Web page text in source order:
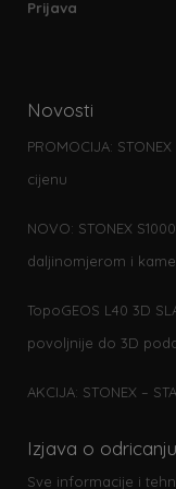
Prijava
Novosti
PROMOCIJA:
cijenu
NOVO: STONEX
daljinomjerom i
TopoGEOS L40 3D
povoljnije do 3D
AKCIJA: STONEX –
Izjava o odricanju
Sve informacije i